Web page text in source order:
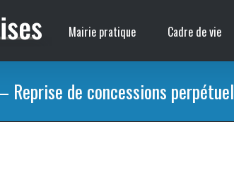
Mairie pratique Cadre de vie
Reprise de concessions